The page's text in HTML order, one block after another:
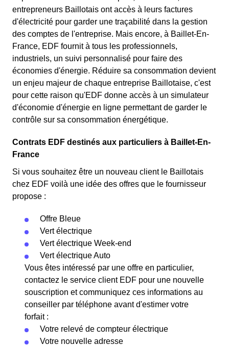
entrepreneurs Baillotais ont accès à leurs factures
d'électricité pour garder une traçabilité dans la gestion
des comptes de l'entreprise. Mais encore, à Baillet-En-
France, EDF fournit à tous les professionnels,
industriels, un suivi personnalisé pour faire des
économies d'énergie. Réduire sa consommation devient
un enjeu majeur de chaque entreprise Baillotaise, c'est
pour cette raison qu'EDF donne accès à un simulateur
d'économie d'énergie en ligne permettant de garder le
contrôle sur sa consommation énergétique.
Contrats EDF destinés aux particuliers à Baillet-En-
France
Si vous souhaitez être un nouveau client le Baillotais
chez EDF voilà une idée des offres que le fournisseur
propose :
Offre Bleue
Vert électrique
Vert électrique Week-end
Vert électrique Auto
Vous êtes intéressé par une offre en particulier,
contactez le service client EDF pour une nouvelle
souscription et communiquez ces informations au
conseiller par téléphone avant d'estimer votre
forfait :
Votre relevé de compteur électrique
Votre nouvelle adresse